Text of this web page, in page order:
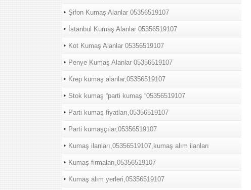
Şifon Kumaş Alanlar 05356519107
İstanbul Kumaş Alanlar 05356519107
Kot Kumaş Alanlar 05356519107
Penye Kumaş Alanlar 05356519107
Krep kumaş alanlar,05356519107
Stok kumaş “parti kumaş “05356519107
Parti kumaş fiyatları,05356519107
Parti kumaşçılar,05356519107
Kumaş ilanları,05356519107,kumaş alım ilanları
Kumaş firmaları,05356519107
Kumaş alım yerleri,05356519107